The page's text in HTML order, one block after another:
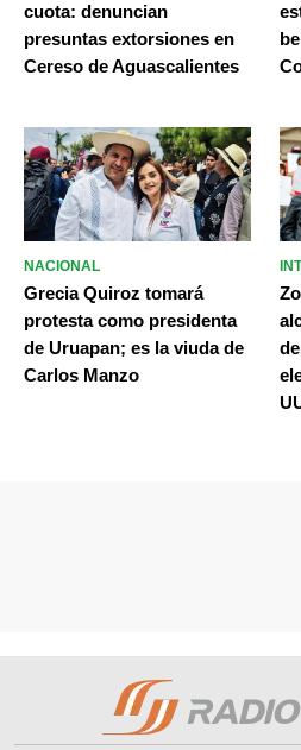
cuota: denuncian
presuntas extorsiones en
Cereso de Aguascalientes
NACIONAL
Grecia Quiroz tomará
protesta como presidenta
de Uruapan; es la viuda de
Carlos Manzo